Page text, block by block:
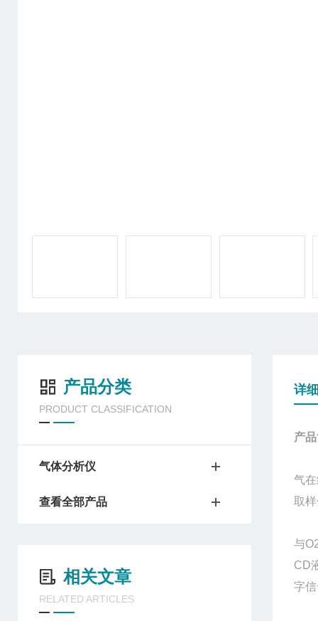
产品分类
PRODUCT CLASSIFICATION
气体分析仪
查看全部产品
相关文章
RELATED ARTICLES
详
产
气
取
与
CD
字